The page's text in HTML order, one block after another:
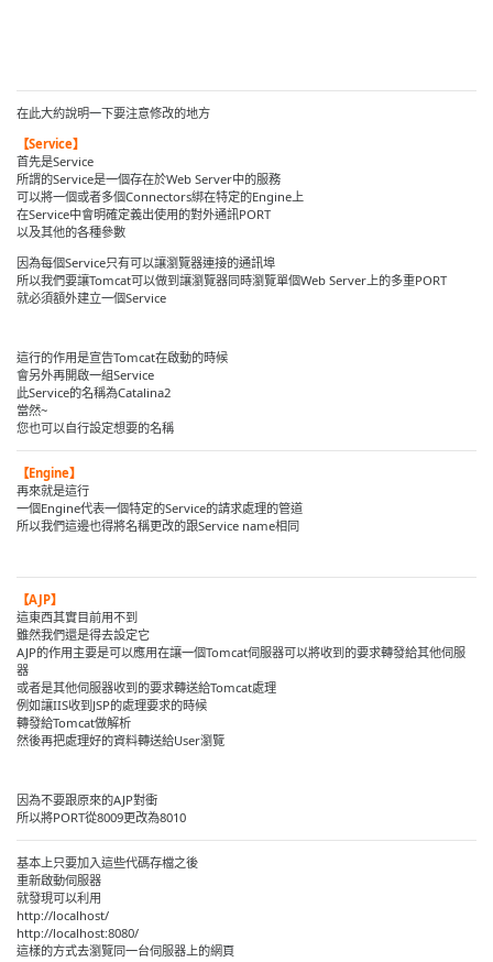
在此大約說明一下要注意修改的地方
【Service】
首先是Service
所謂的Service是一個存在於Web Server中的服務
可以將一個或者多個Connectors綁在特定的Engine上
在Service中會明確定義出使用的對外通訊PORT
以及其他的各種參數
因為每個Service只有可以讓瀏覽器連接的通訊埠
所以我們要讓Tomcat可以做到讓瀏覽器同時瀏覽單個Web Server上的多重PORT
就必須額外建立一個Service
這行的作用是宣告Tomcat在啟動的時候
會另外再開啟一組Service
此Service的名稱為Catalina2
當然~
您也可以自行設定想要的名稱
【Engine】
再來就是這行
一個Engine代表一個特定的Service的請求處理的管道
所以我們這邊也得將名稱更改的跟Service name相同
【AJP】
這東西其實目前用不到
雖然我們還是得去設定它
AJP的作用主要是可以應用在讓一個Tomcat伺服器可以將收到的要求轉發給其他伺服
器
或者是其他伺服器收到的要求轉送給Tomcat處理
例如讓IIS收到JSP的處理要求的時候
轉發給Tomcat做解析
然後再把處理好的資料轉送給User瀏覽
因為不要跟原來的AJP對衝
所以將PORT從8009更改為8010
基本上只要加入這些代碼存檔之後
重新啟動伺服器
就發現可以利用
http://localhost/
http://localhost:8080/
這樣的方式去瀏覽同一台伺服器上的網頁